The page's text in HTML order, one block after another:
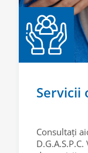
Servicii
Consultați